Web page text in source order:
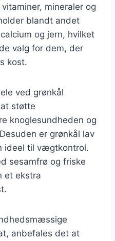
mineraler og
blandt andet
og jern, hvilket
valg for dem, der
kost.
ved grønkål
støtte
knoglesundheden og
er grønkål lav
ideel til vægtkontrol.
sesamfrø og friske
et ekstra
anbefales det at